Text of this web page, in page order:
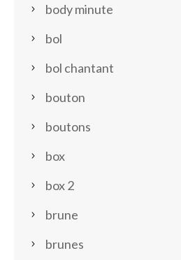
body minute
bol
bol chantant
bouton
boutons
box
box 2
brune
brunes